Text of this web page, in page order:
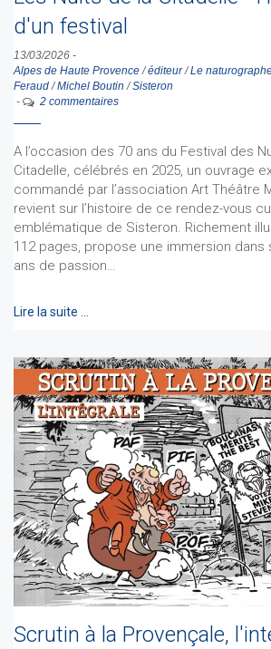
d'un festival
13/03/2026 -
Alpes de Haute Provence/éditeur/Le
Feraud/Michel Boutin /Sisteron
-
2 commentaires
A l’occasion des 70 ans du Festival des
Citadelle, célébrés en 2025, un ouvrage
commandé par l’association Art Théâtre
revient sur l’histoire de ce rendez-vous
emblématique de Sisteron. Richement
112 pages, propose une immersion dans
ans de passion…
Lire la suite …
Scrutin à la Provençale,